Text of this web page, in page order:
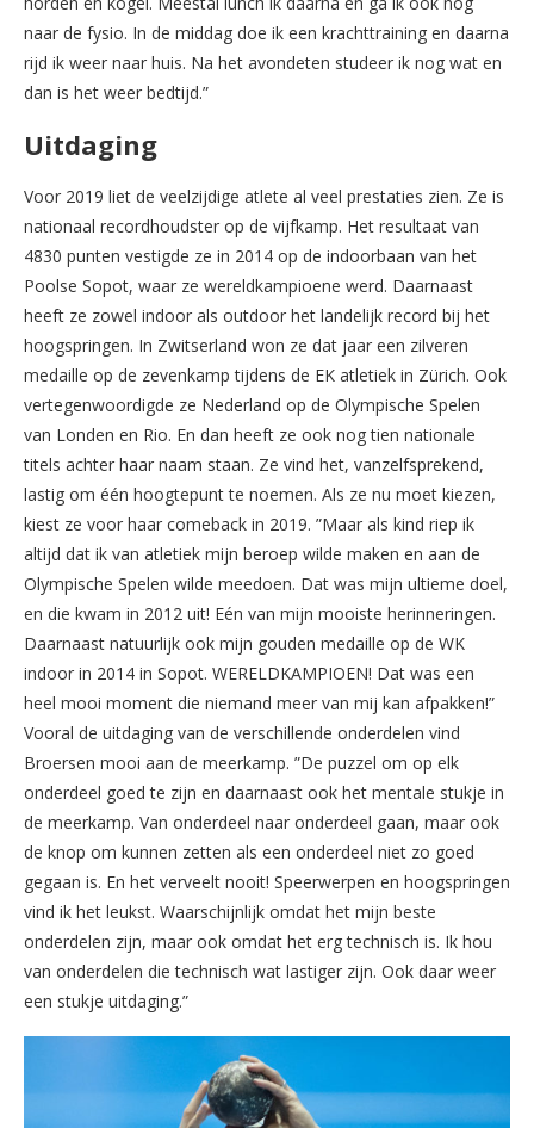
naar de fysio. In de middag doe ik een krachttraining en daarna
rijd ik weer naar huis. Na het avondeten studeer ik nog wat en
dan is het weer bedtijd.”
Uitdaging
Voor 2019 liet de veelzijdige atlete al veel prestaties zien. Ze is
nationaal recordhoudster op de vijfkamp. Het resultaat van
4830 punten vestigde ze in 2014 op de indoorbaan van het
Poolse Sopot, waar ze wereldkampioene werd. Daarnaast
heeft ze zowel indoor als outdoor het landelijk record bij het
hoogspringen. In Zwitserland won ze dat jaar een zilveren
medaille op de zevenkamp tijdens de EK atletiek in Zürich. Ook
vertegenwoordigde ze Nederland op de Olympische Spelen
van Londen en Rio. En dan heeft ze ook nog tien nationale
titels achter haar naam staan. Ze vind het, vanzelfsprekend,
lastig om één hoogtepunt te noemen. Als ze nu moet kiezen,
kiest ze voor haar comeback in 2019. ”Maar als kind riep ik
altijd dat ik van atletiek mijn beroep wilde maken en aan de
Olympische Spelen wilde meedoen. Dat was mijn ultieme doel,
en die kwam in 2012 uit! Eén van mijn mooiste herinneringen.
Daarnaast natuurlijk ook mijn gouden medaille op de WK
indoor in 2014 in Sopot. WERELDKAMPIOEN! Dat was een
heel mooi moment die niemand meer van mij kan afpakken!”
Vooral de uitdaging van de verschillende onderdelen vind
Broersen mooi aan de meerkamp. ”De puzzel om op elk
onderdeel goed te zijn en daarnaast ook het mentale stukje in
de meerkamp. Van onderdeel naar onderdeel gaan, maar ook
de knop om kunnen zetten als een onderdeel niet zo goed
gegaan is. En het verveelt nooit! Speerwerpen en hoogspringen
vind ik het leukst. Waarschijnlijk omdat het mijn beste
onderdelen zijn, maar ook omdat het erg technisch is. Ik hou
van onderdelen die technisch wat lastiger zijn. Ook daar weer
een stukje uitdaging.”